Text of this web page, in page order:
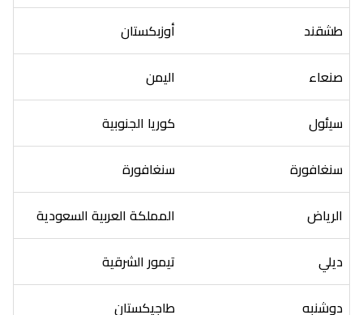
طشقند
أوزبكستان
صنعاء
اليمن
سيئول
كوريا الجنوبية
سنغافورة
سنغافورة
الرياض
المملكة العربية السعودية
ديلي
تيمور الشرقية
دوشنبه
طاجيكستان